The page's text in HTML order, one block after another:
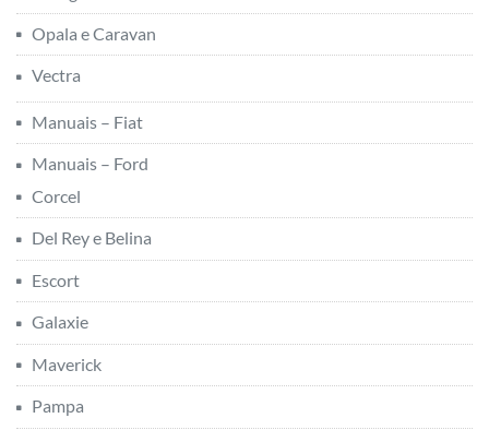
Opala e Caravan
Vectra
Manuais – Fiat
Manuais – Ford
Corcel
Del Rey e Belina
Escort
Galaxie
Maverick
Pampa